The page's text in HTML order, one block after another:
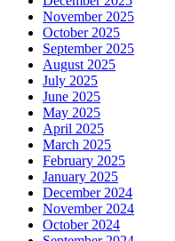
November 2025
October 2025
September 2025
August 2025
July 2025
June 2025
May 2025
April 2025
March 2025
February 2025
January 2025
December 2024
November 2024
October 2024